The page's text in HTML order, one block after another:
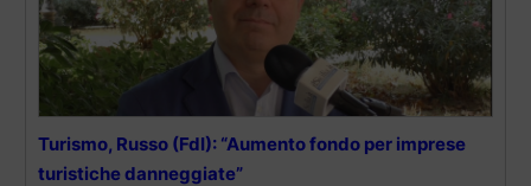
Turismo, Russo (FdI): “Aumento fondo per imprese
turistiche danneggiate”